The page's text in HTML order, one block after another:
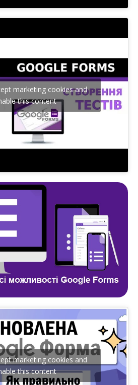
marketing cookies and
this content
marketing cookies and
this content